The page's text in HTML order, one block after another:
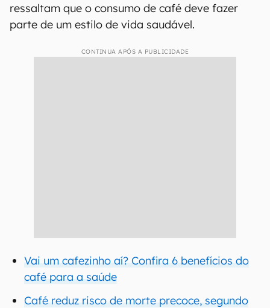
ressaltam que o consumo de café deve fazer
parte de um estilo de vida saudável.
CONTINUA APÓS A PUBLICIDADE
Vai um cafezinho aí? Confira 6 benefícios do
café para a saúde
Café reduz risco de morte precoce, segundo